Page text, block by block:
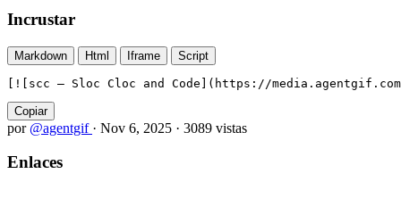
Incrustar
Markdown Html Iframe Script
[![scc — Sloc Cloc and Code](https://
Copiar
por @agentgif · Nov 6, 2025 · 3089 vistas
Enlaces